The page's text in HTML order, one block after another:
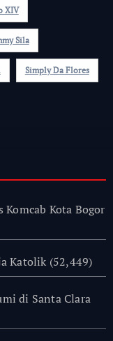
XIV
Sila
Simply Da Flores
Kota Bogor
Katolik (52,449)
di Santa Clara